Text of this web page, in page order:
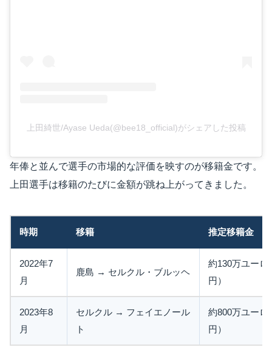
上田綺世/Ayase Ueda(@bee18_official)がシェアした投稿
年俸と並んで選手の市場的な評価を映すのが移籍金です。
上田選手は移籍のたびに金額が跳ね上がってきました。
時期 移籍 推定移籍金
2022年7
月
鹿島 → セルクル・ブルッヘ
約130万ユーロ
円）
2023年8
月
セルクル → フェイエノール
ト
約800万ユーロ
円）